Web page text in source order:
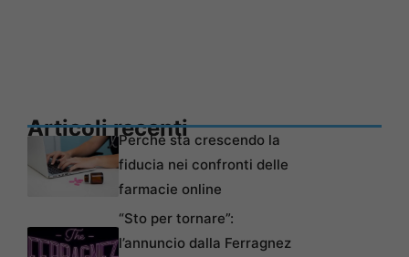
Articoli recentiPerché sta crescendo la
fiducia nei confronti delle
farmacie online
“Sto per tornare”:
l’annuncio dalla Ferragnez